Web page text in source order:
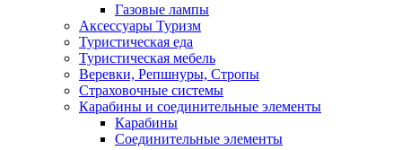
Газовые лампы
Аксессуары Туризм
Туристическая еда
Туристическая мебель
Веревки, Репшнуры, Стропы
Страховочные системы
Карабины и соединительные элементы
Карабины
Соединительные элементы